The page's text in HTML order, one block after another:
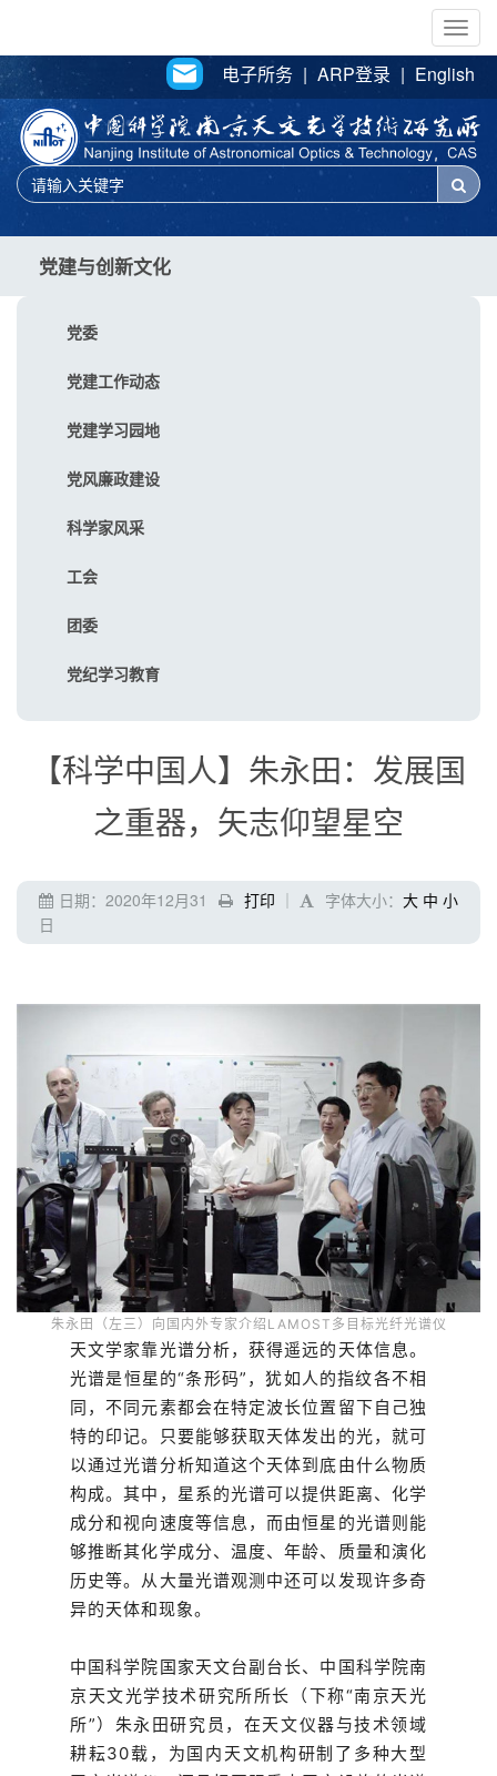
电子所务 | ARP登录 | English
党建与创新文化
党委
党建工作动态
党建学习园地
党风廉政建设
科学家风采
工会
团委
党纪学习教育
【科学中国人】朱永田：发展国
之重器，矢志仰望星空
打印 ｜ 字体大小： 大 中 小
日期：2020年12月31
日
朱永田（左三）向国内外专家介绍LAMOST多目标光纤光谱仪
天文学家靠光谱分析，获得遥远的天体信息。
光谱是恒星的“条形码”，犹如人的指纹各不相
同，不同元素都会在特定波长位置留下自己独
特的印记。只要能够获取天体发出的光，就可
以通过光谱分析知道这个天体到底由什么物质
构成。其中，星系的光谱可以提供距离、化学
成分和视向速度等信息，而由恒星的光谱则能
够推断其化学成分、温度、年龄、质量和演化
历史等。从大量光谱观测中还可以发现许多奇
异的天体和现象。
中国科学院国家天文台副台长、中国科学院南
京天文光学技术研究所所长（下称“南京天光
所”）朱永田研究员，在天文仪器与技术领域
耕耘30载，为国内天文机构研制了多种大型